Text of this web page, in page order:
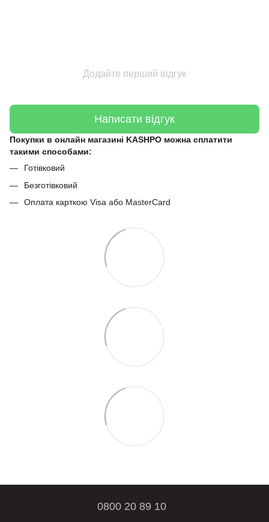
Додайте перший відгук
Написати відгук
Покупки в онлайн магазині KASHPO можна сплатити
такими способами:
Готівковий
Безготівковий
Оплата карткою Visa або MasterCard
0800 20 89 10